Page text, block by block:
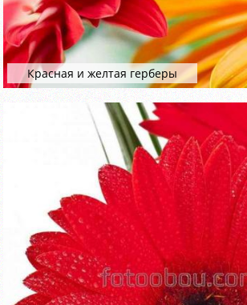
Красная и желтая герберы